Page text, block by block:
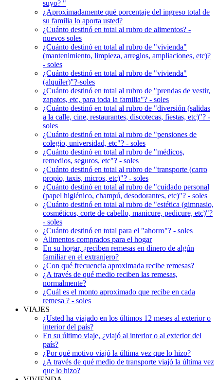
suyo? "
¿Aproximadamente qué porcentaje del ingreso total de
su familia lo aporta usted?
¿Cuánto destinó en total al rubro de alimentos? -
nuevos soles
¿Cuánto destinó en total al rubro de "vivienda"
(mantenimiento, limpieza, arreglos, ampliaciones, etc)?
- soles
¿Cuánto destinó en total al rubro de "vivienda"
(alquiler)"?-soles
¿Cuánto destinó en total al rubro de "prendas de vestir,
zapatos, etc, para toda la familia"? - soles
¿Cuánto destinó en total al rubro de "diversión (salidas
a la calle, cine, restaurantes, discotecas, fiestas, etc)"? -
soles
¿Cuánto destinó en total al rubro de "pensiones de
colegio, universidad, etc"? - soles
¿Cuánto destinó en total al rubro de "médicos,
remedios, seguros, etc"? - soles
¿Cuánto destinó en total al rubro de "transporte (carro
propio, taxis, micros, etc)"? - soles
¿Cuánto destinó en total al rubro de "cuidado personal
(papel higiénico, champú, desodorantes, etc)"? - soles
¿Cuánto destinó en total al rubro de "estética (gimnasio,
cosméticos, corte de cabello, manicure, pedicure, etc)"?
- soles
¿Cuánto destinó en total para el "ahorro"? - soles
Alimentos comprados para el hogar
En su hogar, ¿reciben remesas en dinero de algún
familiar en el extranjero?
¿Con qué frecuencia aproximada recibe remesas?
¿A través de qué medio reciben las remesas,
normalmente?
¿Cuál es el monto aproximado que recibe en cada
remesa ? - soles
VIAJES
¿Usted ha viajado en los últimos 12 meses al exterior o
interior del país?
En su último viaje, ¿viajó al interior o al exterior del
país?
¿Por qué motivo viajó la última vez que lo hizo?
¿A través de qué medio de transporte viajó la última vez
que lo hizo?